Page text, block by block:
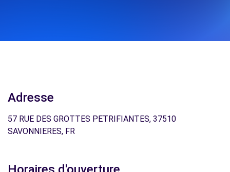
Adresse
57 RUE DES GROTTES PETRIFIANTES, 37510
SAVONNIERES, FR